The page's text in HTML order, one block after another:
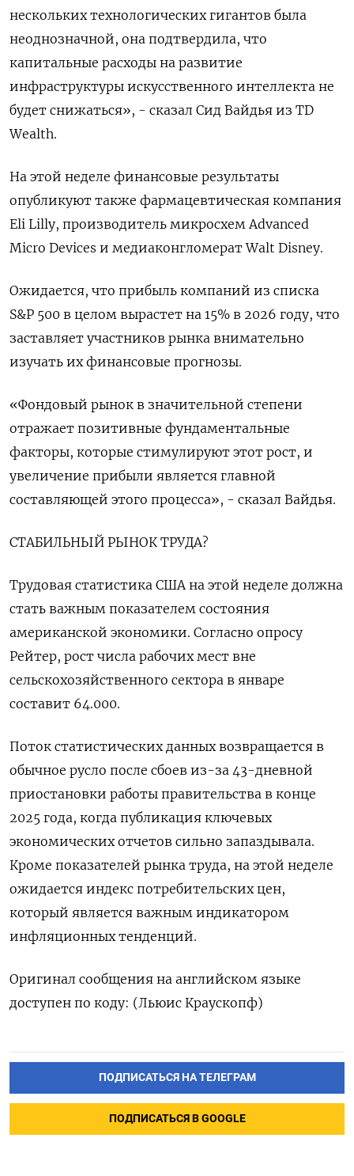
нескольких технологических гигантов была
неоднозначной, она подтвердила, что
капитальные расходы на развитие
инфраструктуры искусственного интеллекта не
будет снижаться», - сказал Сид Вайдья из TD
Wealth.
На этой неделе финансовые результаты
опубликуют также фармацевтическая компания
Eli Lilly, производитель микросхем Advanced
Micro Devices и медиаконгломерат Walt Disney.
Ожидается, что прибыль компаний из списка
S&P 500 в целом вырастет на 15% в 2026 году, что
заставляет участников рынка внимательно
изучать их финансовые прогнозы.
«Фондовый рынок в значительной степени
отражает ‍позитивные фундаментальные
факторы, которые стимулируют этот ‍рост, и
увеличение прибыли является главной
составляющей этого процесса», - сказал Вайдья.
СТАБИЛЬНЫЙ РЫНОК ТРУДА?
Трудовая статистика США на этой неделе должна
стать важным показателем состояния
американской экономики. Согласно опросу
Рейтер, ‍рост числа рабочих мест вне
сельскохозяйственного сектора в январе
составит 64.000.
Поток статистических данных возвращается в
обычное русло после сбоев из-за 43-дневной
приостановки работы правительства в конце
2025 года, когда публикация ключевых
экономических отчетов сильно запаздывала.
⁠Кроме показателей рынка труда, на этой неделе
ожидается индекс потребительских цен,
который является важным индикатором
инфляционных тенденций.
Оригинал сообщения на английском языке
доступен по коду: (Льюис Краускопф)
ПОДПИСАТЬСЯ НА ТЕЛЕГРАМ
ПОДПИСАТЬСЯ В GOOGLE